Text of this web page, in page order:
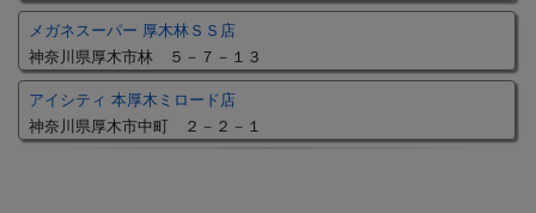
メガネスーパー 厚木林ＳＳ店
神奈川県厚木市林 ５－７－１３
アイシティ 本厚木ミロード店
神奈川県厚木市中町 ２－２－１